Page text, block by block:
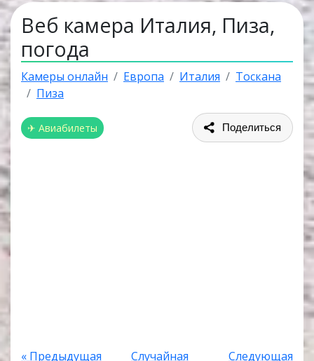
Веб камера Италия, Пиза,
погода
Камеры онлайн Европа Италия
Тоскана
Пиза
✈ Авиабилеты Поделиться
« Предыдущая
Случайная
Следующая